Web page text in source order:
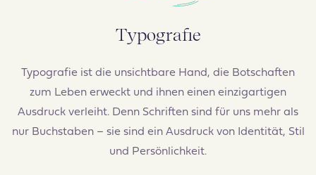
Typografie
Typografie ist die unsichtbare Hand, die Botschaften
zum Leben erweckt und ihnen einen einzigartigen
Ausdruck verleiht. Denn Schriften sind für uns mehr als
nur Buchstaben – sie sind ein Ausdruck von Identität, Stil
und Persönlichkeit.